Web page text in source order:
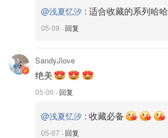
@浅夏忆汐 : 适合收藏的系列哈哈
05-09 · 回复
SandyJlove
绝美
05-06 · 回复
@浅夏忆汐 : 收藏必备
05-07 · 回复